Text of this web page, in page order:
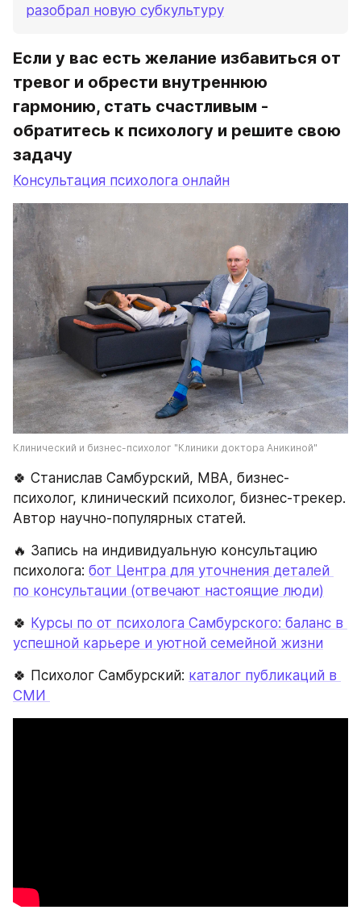
разобрал новую субкультуру
Если у вас есть желание избавиться от
тревог и обрести внутреннюю
гармонию, стать счастливым -
обратитесь к психологу и решите свою
задачу
Консультация психолога онлайн
Клинический и бизнес-психолог "Клиники доктора Аникиной"
🍀 Станислав Самбурский, МВА, бизнес-
психолог, клинический психолог, бизнес-трекер.
Автор научно-популярных статей.
🔥 Запись на индивидуальную консультацию
психолога: бот Центра для уточнения деталей
по консультации (отвечают настоящие люди)
🍀 Курсы по от психолога Самбурского: баланс в
успешной карьере и уютной семейной жизни
🍀 Психолог Самбурский: каталог публикаций в
СМИ